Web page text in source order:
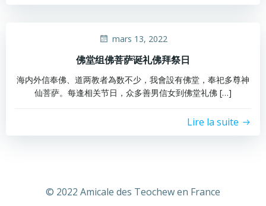
mars 13, 2022
佛堂组佛菩萨诞礼佛拜祭日
海内外信奉佛、道两教者為数不少，我會設有佛堂，奉祀多尊神
仙菩萨。每逢相关节日，众多善男信女到佛堂礼佛 […]
Lire la suite
© 2022 Amicale des Teochew en France